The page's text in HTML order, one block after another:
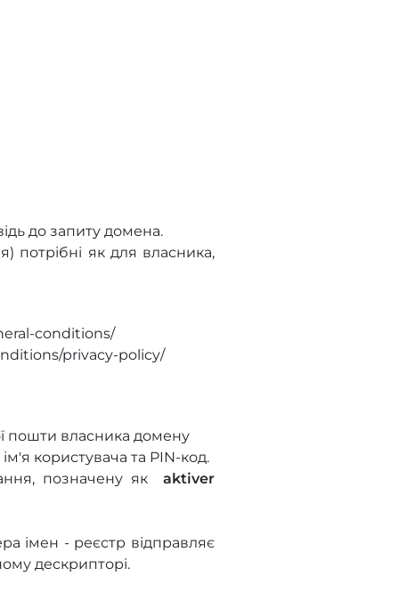
до запиту домена.
потрібні як для власника,
conditions/
privacy-policy/
пошти власника домену
користувача та PIN-код.
позначену як aktiver
імен - реєстр відправляє
дескрипторі.